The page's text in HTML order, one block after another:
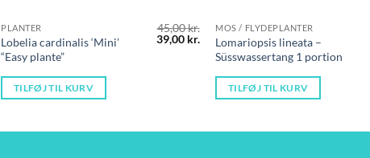
PLANTER
Lobelia cardinalis ‘Mini’
“Easy plante”
45,00kr.
Den
oprindelige
39,00 kr. Den
aktuelle
pris
39,00 kr..
TILFØJ TIL KURV
MOS / FLYDEPLANTER
Lomariopsis lineata –
Süsswassertang 1 portion
TILFØJ TIL KURV